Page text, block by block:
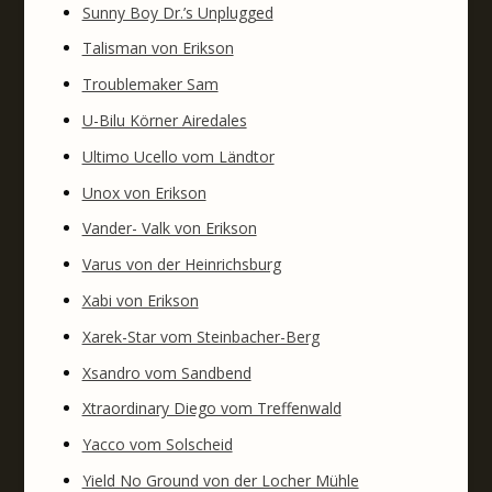
Sunny Boy Dr.’s Unplugged
Talisman von Erikson
Troublemaker Sam
U-Bilu Körner Airedales
Ultimo Ucello vom Ländtor
Unox von Erikson
Vander- Valk von Erikson
Varus von der Heinrichsburg
Xabi von Erikson
Xarek-Star vom Steinbacher-Berg
Xsandro vom Sandbend
Xtraordinary Diego vom Treffenwald
Yacco vom Solscheid
Yield No Ground von der Locher Mühle